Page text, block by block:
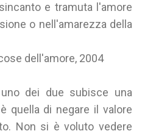
e tramuta l'amore
o nell'amarezza della
dell'amore, 2004
dei due subisce una
quella di negare il valore
Non si è voluto vedere